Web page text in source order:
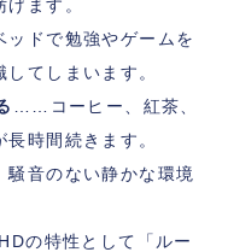
ます。
ドで勉強やゲームを
てしまいます。
……コーヒー、紅茶、
時間続きます。
音のない静かな環境
の特性として「ルー